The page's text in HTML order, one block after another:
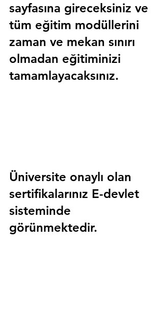
sayfasına gireceksiniz ve
tüm eğitim modüllerini
zaman ve mekan sınırı
olmadan eğitiminizi
tamamlayacaksınız.
Üniversite onaylı olan
sertifikalarınız E-devlet
sisteminde
görünmektedir.